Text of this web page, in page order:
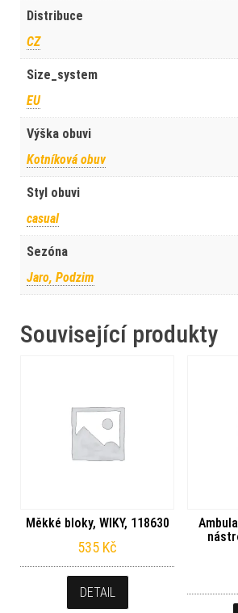
Distribuce
CZ
Size_system
EU
Výška obuvi
Kotníková obuv
Styl obuvi
casual
Sezóna
Jaro, Podzim
Související produkty
Měkké bloky, WIKY, 118630
535 Kč
DETAIL